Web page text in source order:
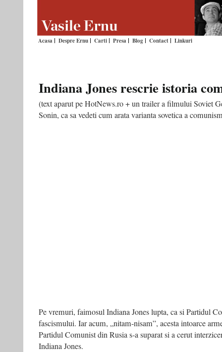
Acasa Despre Ernu Carti Presa Blog Contact Linkuri
Indiana Jones rescrie istoria
(text aparut pe HotNews.ro + un trailer a filmului Soviet
Sonin, ca sa vedeti cum arata varianta sovetica a
Pe vremuri, faimosul Indiana Jones lupta, ca si Partidul
fascismului. Iar acum, „nitam-nisam”, acesta intoarce
Partidul Comunist din Rusia s-a suparat si a cerut
Indiana Jones.